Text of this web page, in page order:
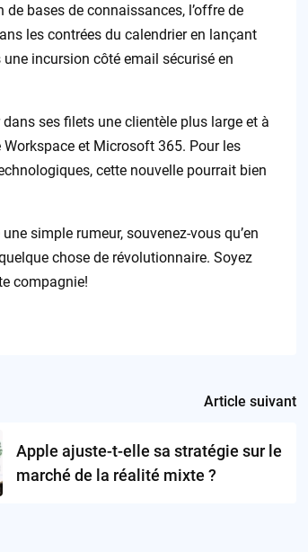
bases de connaissances, l’offre de
les contrées du calendrier en lançant
incursion côté email sécurisé en
ses filets une clientèle plus large et à
et Microsoft 365. Pour les
cette nouvelle pourrait bien
simple rumeur, souvenez-vous qu’en
chose de révolutionnaire. Soyez
compagnie!
Article suivant
Apple ajuste-t-elle sa stratégie sur le
marché de la réalité mixte ?